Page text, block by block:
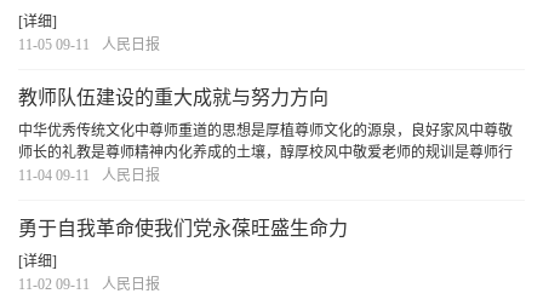
[详细]
11-05 09-11
人民日报
教师队伍建设的重大成就与努力方向
中华优秀传统文化中尊师重道的思想是厚植尊师文化的源泉，良好家风中尊敬
师长的礼教是尊师精神内化养成的土壤，醇厚校风中敬爱老师的规训是尊师行
为固化的结晶，社会氛围中感念师恩的行动是礼敬教师的感召。要加强尊师宣
11-04 09-11 人民日报
勇于自我革命使我们党永葆旺盛生命力
[详细]
11-02 09-11
人民日报